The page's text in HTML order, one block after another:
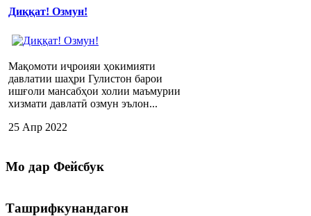
Диққат! Озмун!
Мақомоти иҷроияи ҳокимияти
давлатии шаҳри Гулистон барои
ишғоли мансабҳои холии маъмурии
хизмати давлатӣ озмун эълон...
25 Апр 2022
Мо дар Фейсбук
Ташрифкунандагон